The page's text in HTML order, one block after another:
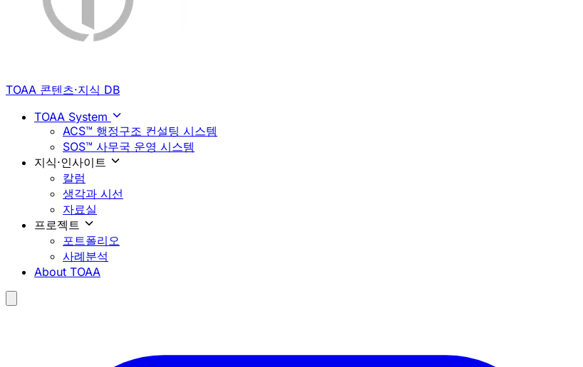
TOAA 콘텐츠·지식 DB
TOAA System
ACS™ 행정구조 컨설팅 시스템
SOS™ 사무국 운영 시스템
지식·인사이트
칼럼
생각과 시선
자료실
프로젝트
포트폴리오
사례분석
About TOAA